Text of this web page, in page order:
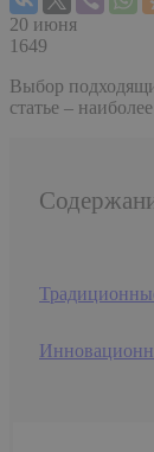
20 июня
1649
Выбор
статье –